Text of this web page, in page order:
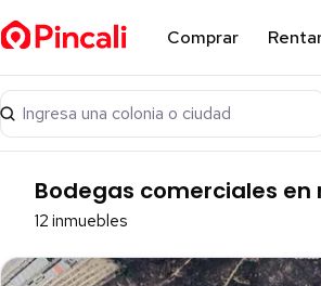
Comprar
Ingresa una colonia o ciudad
Bodegas comerciales en
12 inmuebles